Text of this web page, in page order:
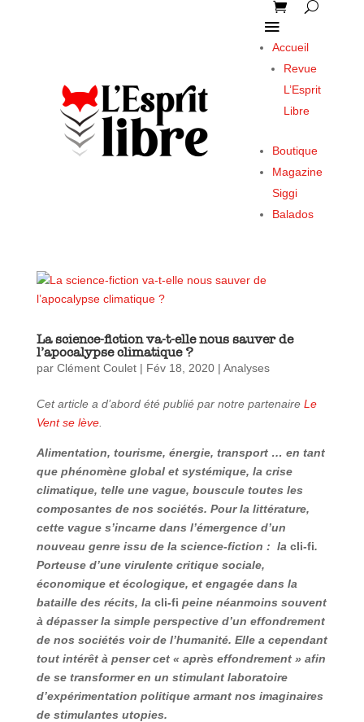
Accueil
Revue
L’Esprit
Libre
Boutique
Magazine
Siggi
Balados
La science-fiction va-t-elle nous sauver de
l’apocalypse climatique ?
par Clément Coulet| Fév 18, 2020| Analyses
Cet article a d’abord été publié par notre partenaire Le
Vent se lève.
Alimentation, tourisme, énergie, transport … en tant
que phénomène global et systémique, la crise
climatique, telle une vague, bouscule toutes les
composantes de nos sociétés. Pour la littérature,
cette vague s’incarne dans l’émergence d’un
nouveau genre issu de la science-fiction : la cli-fi.
Porteuse d’une virulente critique sociale,
économique et écologique, et engagée dans la
bataille des récits, la cli-fi peine néanmoins souvent
à dépasser la simple perspective d’un effondrement
de nos sociétés voir de l’humanité. Elle a cependant
tout intérêt à penser cet « après effondrement » afin
de se transformer en un stimulant laboratoire
d’expérimentation politique armant nos imaginaires
de stimulantes utopies.